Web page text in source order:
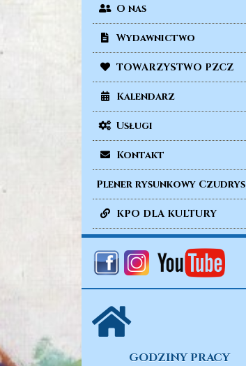
O nas
Wydawnictwo
TOWARZYSTWO PZCZ
Kalendarz
Usługi
Kontakt
Plener rysunkowy Czudrys
KPO DLA KULTURY
GODZINY PRACY